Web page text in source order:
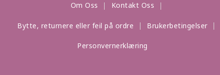
Om Oss Kontakt Oss
Bytte, returnere eller feil på ordre Brukerbetingelser
Personvernerklæring